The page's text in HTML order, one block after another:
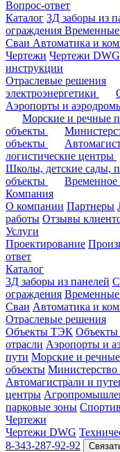
Вопрос-ответ
Каталог 3Д заборы из
ограждения Временные
Cваи Автоматика и
Чертежи Чертежи DWG
инструкции
Отраслевые решения
электроэнергетики
Аэропорты и
Морские и речные
объекты
объекты
логистические центры
Школы, детские сады,
объекты
Временное
Компания
О компании Партнеры
работы Отзывы
Услуги
Проектирование
ответ
Каталог
3Д заборы из панелей
ограждения Временные
Cваи Автоматика и
Отраслевые решения
Объекты ТЭК Объекты
отрасли Аэропорты и
пути Морские и
объекты
Автомагистрали и
центры
парковые зоны
Чертежи
Чертежи DWG
8-343-287-92-92